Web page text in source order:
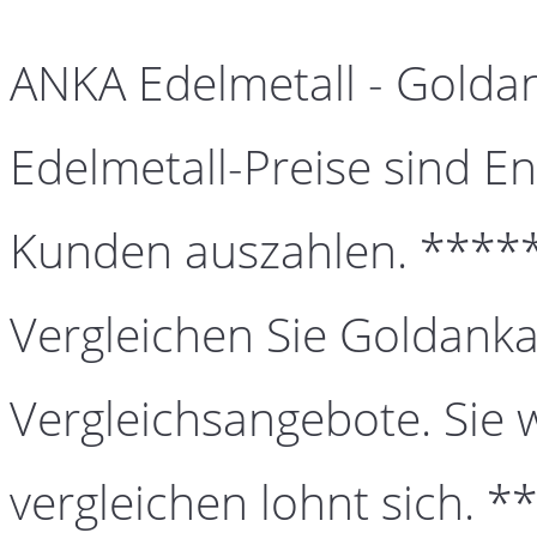
ANKA Edelmetall -
Edelmetall-Preise sind
Kunden auszahlen.
Vergleichen Sie
Vergleichsangebote. Sie
vergleichen lohnt sich.